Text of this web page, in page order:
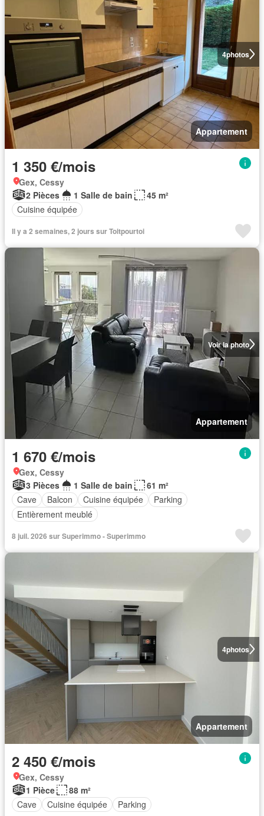
4photos
Appartement
1 350 €/mois
Gex, Cessy
2 Pièces
1 Salle de bain
45 m²
Cuisine équipée
Il y a 2 semaines, 2 jours sur Toitpourtoi
Voir la photo
Appartement
1 670 €/mois
Gex, Cessy
3 Pièces
1 Salle de bain
61 m²
Cave
Balcon Cuisine équipée
Parking
Entièrement meublé
8 juil. 2026 sur Superimmo - Superimmo
4photos
Appartement
2 450 €/mois
Gex, Cessy
1 Pièce
88 m²
Cave
Cuisine équipée Parking